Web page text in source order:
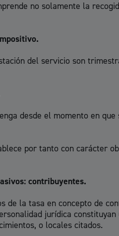
animales y consumo
no solamente la
del servicio son
desde el momento en
por tanto con carácter
contribuyentes.
de la tasa en concepto de
jurídica
o locales citados.